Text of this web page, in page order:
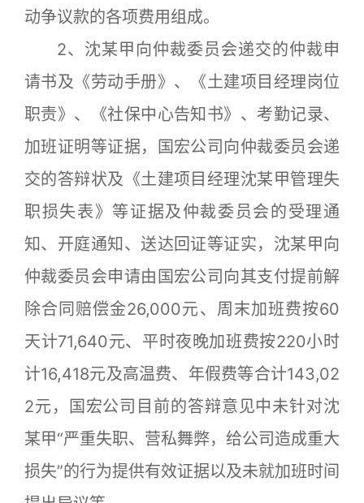
动争议款的各项费用组成。
2、沈某甲向仲裁委员会递交的仲裁申
请书及《劳动手册》、《土建项目经理岗位
职责》、《社保中心告知书》、考勤记录、
加班证明等证据，国宏公司向仲裁委员会递
交的答辩状及《土建项目经理沈某甲管理失
职损失表》等证据及仲裁委员会的受理通
知、开庭通知、送达回证等证实，沈某甲向
仲裁委员会申请由国宏公司向其支付提前解
除合同赔偿金26,000元、周末加班费按60
天计71,640元、平时夜晚加班费按220小时
计16,418元及高温费、年假费等合计143,02
2元，国宏公司目前的答辩意见中未针对沈
某甲“严重失职、营私舞弊，给公司造成重大
损失”的行为提供有效证据以及未就加班时间